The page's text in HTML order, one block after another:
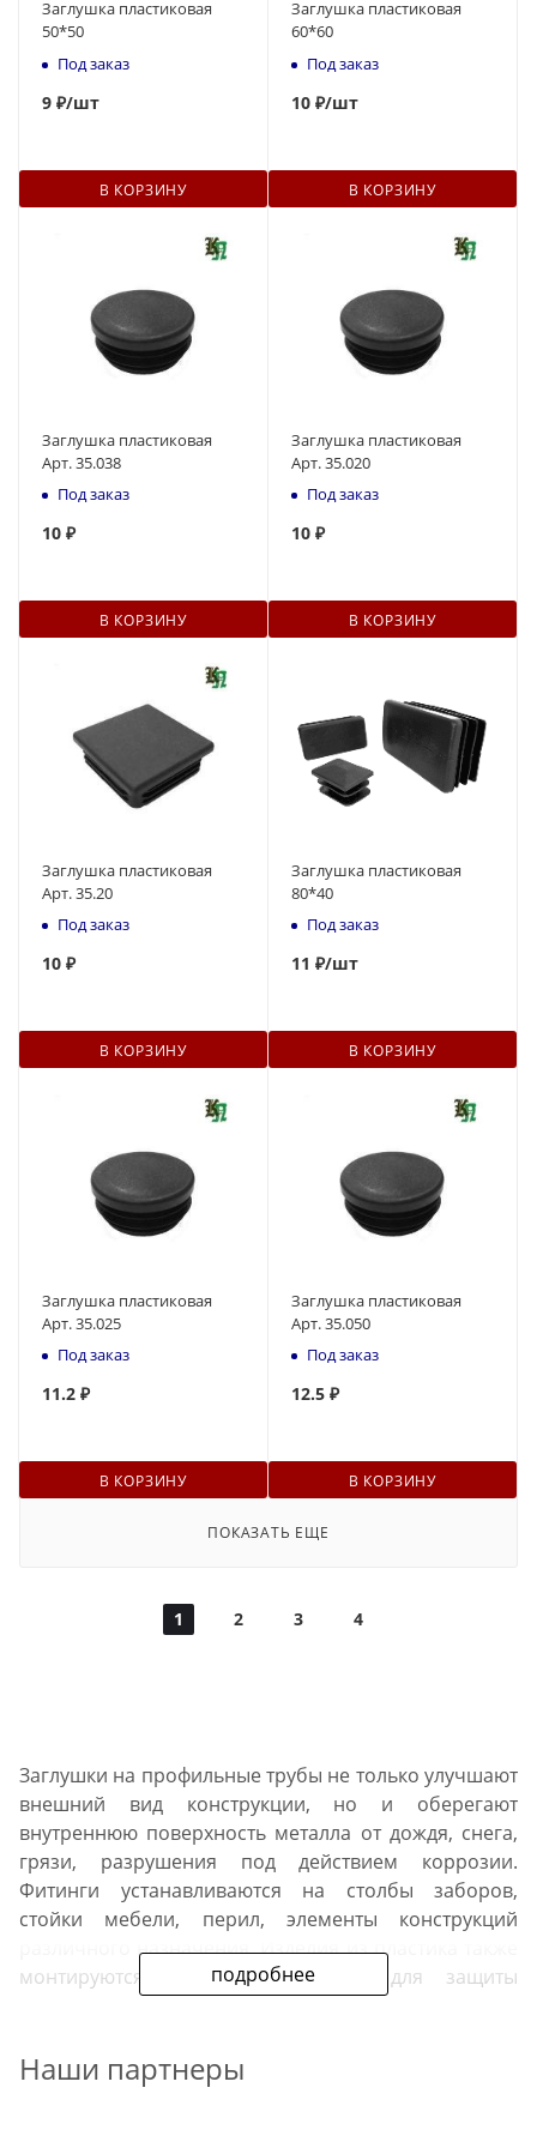
Заглушка пластиковая
50*50
Под заказ
9 ₽/шт
В КОРЗИНУ
Заглушка пластиковая
60*60
Под заказ
10 ₽/шт
В КОРЗИНУ
Заглушка пластиковая
Арт. 35.038
Под заказ
10 ₽
В КОРЗИНУ
Заглушка пластиковая
Арт. 35.020
Под заказ
10 ₽
В КОРЗИНУ
Заглушка пластиковая
Арт. 35.20
Под заказ
10 ₽
В КОРЗИНУ
Заглушка пластиковая
80*40
Под заказ
11 ₽/шт
В КОРЗИНУ
Заглушка пластиковая
Арт. 35.025
Под заказ
11.2 ₽
В КОРЗИНУ
Заглушка пластиковая
Арт. 35.050
Под заказ
12.5 ₽
В КОРЗИНУ
ПОКАЗАТЬ ЕЩЕ
1 2 3 4
подробнее
Заглушки на профильные трубы не только улучшают
внешний вид конструкции, но и оберегают
внутреннюю поверхность металла от дождя, снега,
грязи, разрушения под действием коррозии.
Фитинги устанавливаются на столбы заборов,
стойки мебели, перил, элементы конструкций
различного назначения. Изделия из пластика также
монтируются на ножки стульев для защиты
В нашей сети металлобаз можно купить в
Домодедово плоские заглушки из пластика и
Наши партнеры